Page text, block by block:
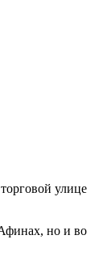
улице
но и во